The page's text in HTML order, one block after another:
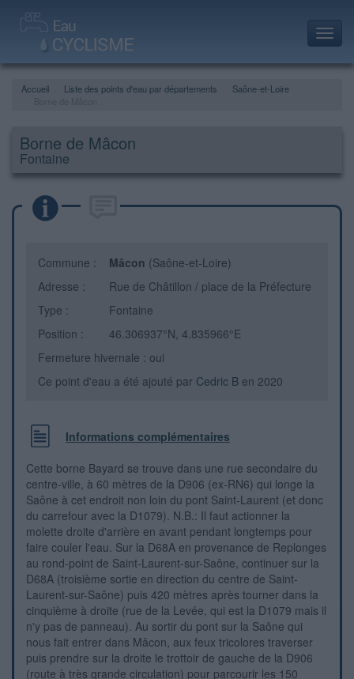
Accueil Liste des points d'eau par départements
Saône-et-Loire
Borne de Mâcon
Fontaine
Commune : Mâcon (Saône-et-Loire)
Adresse :
Rue de Châtillon / place de la Préfecture
Type :
Fontaine
Position :
46.306937°N, 4.835966°E
Fermeture hivernale : oui
Ce point d'eau a été ajouté par Cedric B en 2020
Informations complémentaires
Cette borne Bayard se trouve dans une rue secondaire du
centre-ville, à 60 mètres de la D906 (ex-RN6) qui longe la
Saône à cet endroit non loin du pont Saint-Laurent (et donc
du carrefour avec la D1079). N.B.: Il faut actionner la
molette droite d'arrière en avant pendant longtemps pour
faire couler l'eau. Sur la D68A en provenance de Replonges
au rond-point de Saint-Laurent-sur-Saône, continuer sur la
D68A (troisième sortie en direction du centre de Saint-
Laurent-sur-Saône) puis 420 mètres après tourner dans la
cinquième à droite (rue de la Levée, qui est la D1079 mais il
n'y pas de panneau). Au sortir du pont sur la Saône qui
nous fait entrer dans Mâcon, aux feux tricolores traverser
puis prendre sur la droite le trottoir de gauche de la D906
(route à très grande circulation) pour parcourir les 150